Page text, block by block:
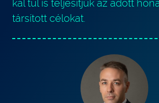
kal túl is teljesítjük az adott
társított célokat.